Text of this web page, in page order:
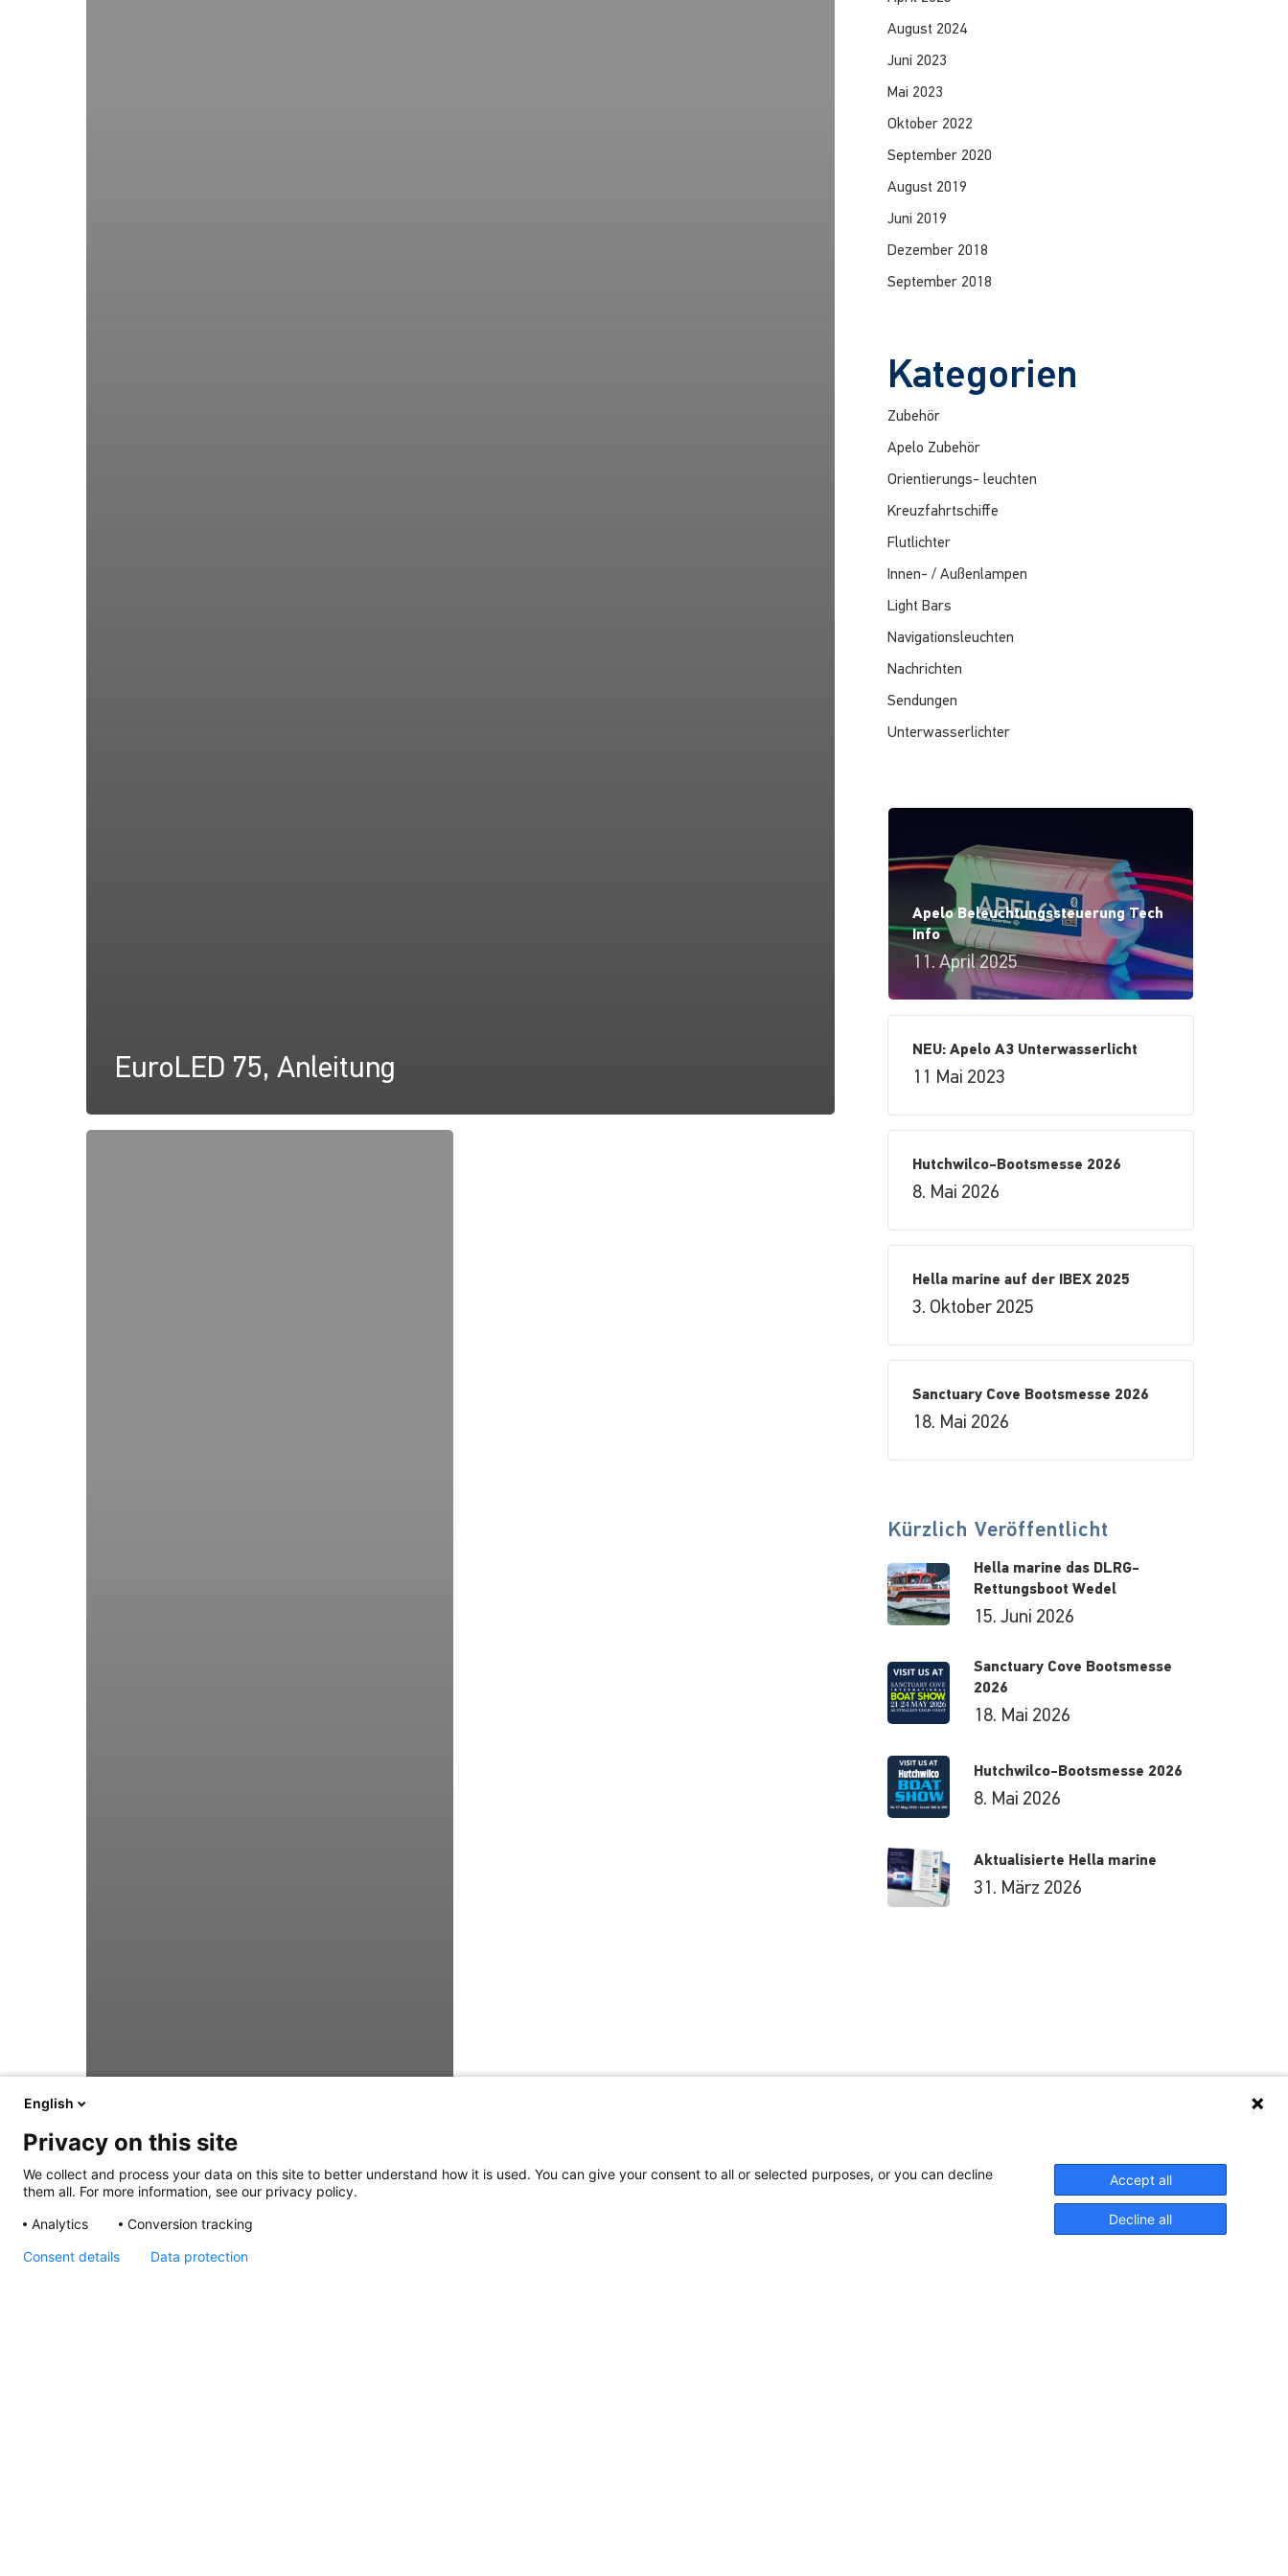
EuroLED 75, Anleitung
EuroLED
August 2024
Juni 2023
Mai 2023
Oktober 2022
September 2020
August 2019
Juni 2019
Dezember 2018
September 2018
Kategorien
Zubehör
Apelo Zubehör
Orientierungs- leuchten
Kreuzfahrtschiffe
Flutlichter
Innen- / Außenlampen
Light Bars
Navigationsleuchten
Nachrichten
Sendungen
Unterwasserlichter
Apelo Beleuchtungssteuerung Tech
Info
11. April 2025
NEU: Apelo A3 Unterwasserlicht
11 Mai 2023
Hutchwilco-Bootsmesse 2026
8. Mai 2026
Hella marine auf der IBEX 2025
3. Oktober 2025
Sanctuary Cove Bootsmesse 2026
18. Mai 2026
Kürzlich Veröffentlicht
Hella marine das DLRG-
Rettungsboot Wedel
15. Juni 2026
Sanctuary Cove Bootsmesse
2026
18. Mai 2026
Hutchwilco-Bootsmesse 2026
8. Mai 2026
Aktualisierte Hella marine
31. März 2026
English
Privacy on this site
We collect and process your data on this site to better understand how it is used. You can give your consent to all or selected purposes, or you can decline
them all. For more information, see our privacy policy.
Analytics
Conversion tracking
Accept all
Decline all
Consent details Data protection